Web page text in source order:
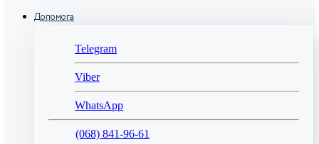
Допомога
Telegram
Viber
WhatsApp
(068) 841-96-61